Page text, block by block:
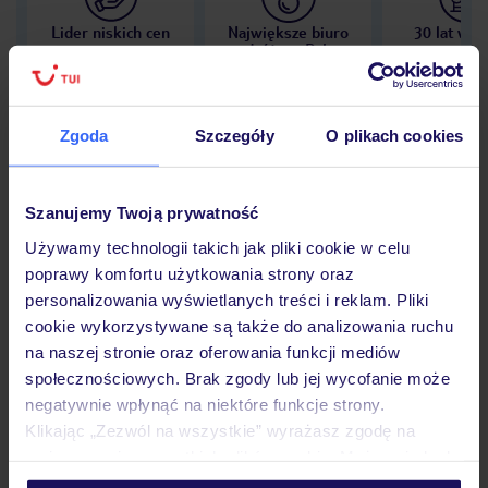
Zgoda Szczegóły O plikach cookies
Szanujemy Twoją prywatność
Używamy technologii takich jak pliki cookie w celu
poprawy komfortu użytkowania strony oraz
personalizowania wyświetlanych treści i reklam. Pliki
cookie wykorzystywane są także do analizowania ruchu
na naszej stronie oraz oferowania funkcji mediów
społecznościowych. Brak zgody lub jej wycofanie może
negatywnie wpłynąć na niektóre funkcje strony.
Klikając „Zezwól na wszystkie” wyrażasz zgodę na
personalizować swój wybór wchodząc w zakładkę
Lider niskich cen
Największe biuro
podróży w Polsce
30 lat w
Opinie
Pokoje
Wyżywienie